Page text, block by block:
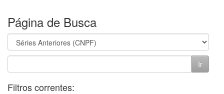
Página de Busca
Filtros correntes: